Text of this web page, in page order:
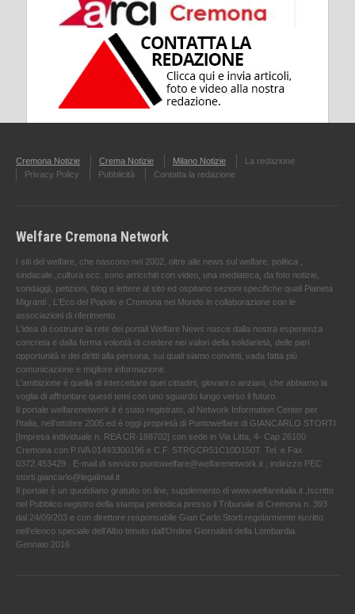
Cremona Notizie Crema Notizie Milano Notizie
La redazione
Privacy Policy
Pubblicità Contatta la redazione
Welfare Cremona Network
I siti del welfare, che nascono nel 2002, oltre alle news sul welfare, politica ,
sindacale ,cultura ecc. sono arricchiti con video, una mediateca, da foto notizie,
sondaggi, petizioni, blog e lettere al sito ed ospitano sezioni specifiche quali Pianeta
Migranti , L'Eco del Popolo e Cremona nel Mondo in collaborazione con le
associazioni di riferimento.
L'idea di costruire la rete dei portali Welfare News nasce dalla nostra esperienza
concreta e dalla ferma volontà di credere nei valori della solidarietà, delle pari
opportunità e dei diritti alla persona, sui quali siamo convinti, vada fatta più
comunicazione e migliore informazione.
L'ambizione è quella di intercettare quei cittadini, giovani o anziani, che abbiamo la
voglia di affrontare questi temi con uno sguardo lungo verso il futuro.
Il portale welfarenetwork.it è stato registrato, al Network Information Center per
l'Italia, nell’ottobre 2005 ed è oggi proprietà di Puntowelfare di GIANCARLO STORTI
[Impresa individuale n. REA CR-188702] con sede in Via Litta, 4- Cap 26100
Cremona con P.IVA 01493300196 e C.F. STRGCR51C10D150T. Tel. e Fax
0372.453429 . E-mail di servizio puntowelfare@welfarenetwork.it ; indirizzo PEC
storti.giancarlo@legalmail.it
Il portale è un quotidiano gratuito on line, supplemento di www.welfareitalia.it ,Iscritto
nel Pubblico registro della stampa periodica presso il Tribunale di Cremona n. 393
dal 24/09/203 e con direttore responsabile Gian Carlo Storti regolarmente iscritto
nell’elenco speciale dell’Albo tenuto dall’Ordine Giornalisti della Lombardia.
Gennaio 2016